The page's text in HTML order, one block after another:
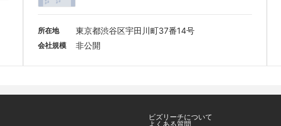
所在地 東京都渋谷区宇田川町37番14号
会社規模 非公開
ビズリーチについて
よくある質問